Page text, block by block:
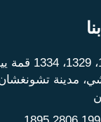
1328،
مدينة